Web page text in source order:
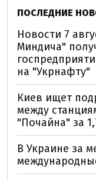
ПОСЛЕДНИЕ
Новости 7
Миндича"
на "Укрнафту"
Киев ищет
между
"Почайна" за
В Украине за